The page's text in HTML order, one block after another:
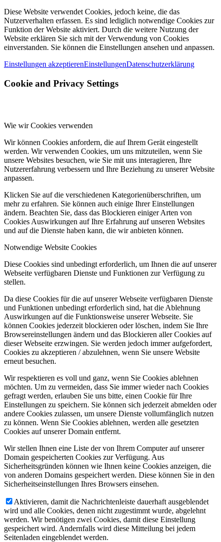
Diese Website verwendet Cookies, jedoch keine, die das
Nutzerverhalten erfassen. Es sind lediglich notwendige Cookies zur
Funktion der Website aktiviert. Durch die weitere Nutzung der
Website erklären Sie sich mit der Verwendung von Cookies
einverstanden. Sie können die Einstellungen ansehen und anpassen.
Einstellungen akzeptierenEinstellungenDatenschutzerklärung
Cookie and Privacy Settings
Wie wir Cookies verwenden
Wir können Cookies anfordern, die auf Ihrem Gerät eingestellt
werden. Wir verwenden Cookies, um uns mitzuteilen, wenn Sie
unsere Websites besuchen, wie Sie mit uns interagieren, Ihre
Nutzererfahrung verbessern und Ihre Beziehung zu unserer Website
anpassen.
Klicken Sie auf die verschiedenen Kategorienüberschriften, um
mehr zu erfahren. Sie können auch einige Ihrer Einstellungen
ändern. Beachten Sie, dass das Blockieren einiger Arten von
Cookies Auswirkungen auf Ihre Erfahrung auf unseren Websites
und auf die Dienste haben kann, die wir anbieten können.
Notwendige Website Cookies
Diese Cookies sind unbedingt erforderlich, um Ihnen die auf unserer
Webseite verfügbaren Dienste und Funktionen zur Verfügung zu
stellen.
Da diese Cookies für die auf unserer Webseite verfügbaren Dienste
und Funktionen unbedingt erforderlich sind, hat die Ablehnung
Auswirkungen auf die Funktionsweise unserer Webseite. Sie
können Cookies jederzeit blockieren oder löschen, indem Sie Ihre
Browsereinstellungen ändern und das Blockieren aller Cookies auf
dieser Webseite erzwingen. Sie werden jedoch immer aufgefordert,
Cookies zu akzeptieren / abzulehnen, wenn Sie unsere Website
erneut besuchen.
Wir respektieren es voll und ganz, wenn Sie Cookies ablehnen
möchten. Um zu vermeiden, dass Sie immer wieder nach Cookies
gefragt werden, erlauben Sie uns bitte, einen Cookie für Ihre
Einstellungen zu speichern. Sie können sich jederzeit abmelden oder
andere Cookies zulassen, um unsere Dienste vollumfänglich nutzen
zu können. Wenn Sie Cookies ablehnen, werden alle gesetzten
Cookies auf unserer Domain entfernt.
Wir stellen Ihnen eine Liste der von Ihrem Computer auf unserer
Domain gespeicherten Cookies zur Verfügung. Aus
Sicherheitsgründen können wie Ihnen keine Cookies anzeigen, die
von anderen Domains gespeichert werden. Diese können Sie in den
Sicherheitseinstellungen Ihres Browsers einsehen.
Aktivieren, damit die Nachrichtenleiste dauerhaft ausgeblendet
wird und alle Cookies, denen nicht zugestimmt wurde, abgelehnt
werden. Wir benötigen zwei Cookies, damit diese Einstellung
gespeichert wird. Andernfalls wird diese Mitteilung bei jedem
Seitenladen eingeblendet werden.